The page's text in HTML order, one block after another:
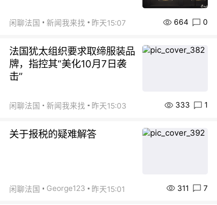
闲聊法国 新闻我来找 昨天15:07 664 0
法国犹太组织要求取缔服装品
牌，指控其“美化10月7日袭
击”
闲聊法国 新闻我来找 昨天15:03 333 1
关于报税的疑难解答
闲聊法国 George123 昨天15:01 311 7